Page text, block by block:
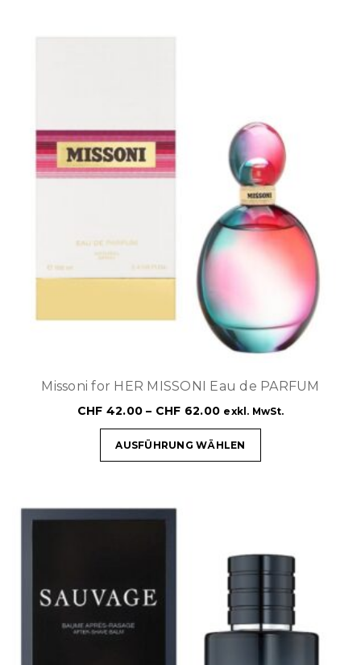
Missoni for HER MISSONI Eau de PARFUM
CHF 42.00 – CHF 62.00 exkl. MwSt.
AUSFÜHRUNG WÄHLEN